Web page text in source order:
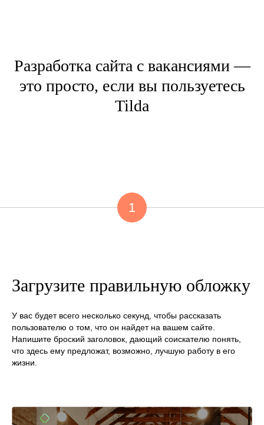
Разработка сайта с вакансиями —
это просто, если вы пользуетесь
Tilda
1
Загрузите правильную обложку
У вас будет всего несколько секунд, чтобы рассказать
пользователю о том, что он найдет на вашем сайте.
Напишите броский заголовок, дающий соискателю понять,
что здесь ему предложат, возможно, лучшую работу в его
жизни.